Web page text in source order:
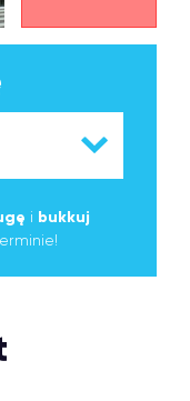
i bukkuj